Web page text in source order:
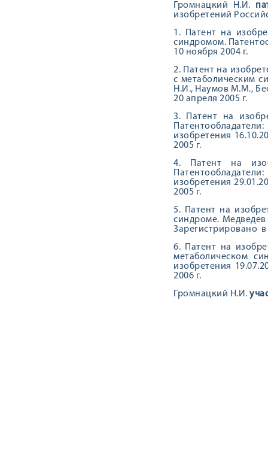
Громнацкий Н.И.
изобретений
1. Патент на
синдромом.
10 ноября 2004 г.
2. Патент на
с метаболическим
Н.И., Наумов М.М.,
20 апреля 2005 г.
3. Патент на
изобретения
2005 г.
4. Патент на
изобретения
2005 г.
5. Патент на
синдроме.
Зарегистрировано в
6. Патент на
метаболическом
изобретения
2006 г.
Громнацкий Н.И.